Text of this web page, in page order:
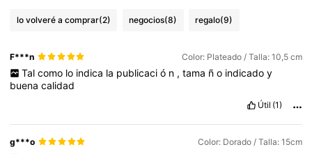
lo volveré a comprar(2) negocios(8) regalo(9)
F***n Color: Plateado / Talla: 10,5 cm
Tal como lo indica la publicaci ó n , tama ñ o indicado y
buenacalidad
Útil (1)
g***o Color: Dorado / Talla: 15cm